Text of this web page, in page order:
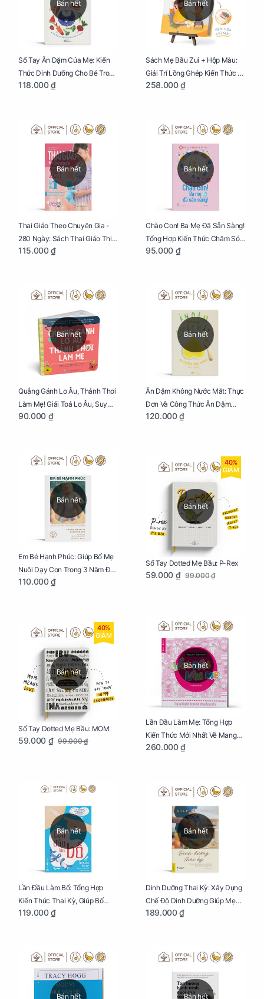
Bán hết
Sổ Tay Ăn Dặm Của Mẹ: Kiến
Thức Dinh Dưỡng Cho Bé Trong
Tuổi Ăn Dặm
118.000 ₫
Bán hết
Sách Mẹ Bầu Zui + Hộp Màu:
Giải Trí Lồng Ghép Kiến Thức Và
Lời Khuyên Mang Thai Bổ Ích
258.000 ₫
Bán hết
Thai Giáo Theo Chuyên Gia -
280 Ngày: Sách Thai Giáo Thiết
Thực Nhất Cho Mẹ Bầu
115.000 ₫
Bán hết
Chào Con! Ba Mẹ Đã Sẵn Sàng!
Tổng Hợp Kiến Thức Chăm Sóc
Trẻ Sơ Sinh
95.000 ₫
Bán hết
Quẳng Gánh Lo Âu, Thảnh Thơi
Làm Mẹ! Giải Toả Lo Âu, Suy
Nghĩ Tiêu Cực Cho Mẹ
90.000 ₫
Bán hết
Ăn Dặm Không Nước Mắt: Thực
Đơn Và Công Thức Ăn Dặm
Kiểu Nhật
120.000 ₫
Bán hết
Em Bé Hạnh Phúc: Giúp Bố Mẹ
Nuôi Dạy Con Trong 3 Năm Đầu
Đời
110.000 ₫
Bán hết
40%
GIẢM
Sổ Tay Dotted Mẹ Bầu: P-Rex
59.000 ₫ 99.000 ₫
Bán hết
40%
GIẢM
Sổ Tay Dotted Mẹ Bầu: MOM
59.000 ₫ 99.000 ₫
Bán hết
Lần Đầu Làm Mẹ: Tổng Hợp
Kiến Thức Mới Nhất Về Mang
Thai Và Sinh Nở Cho Mẹ Bầu
260.000 ₫
Bán hết
Lần Đầu Làm Bố: Tổng Hợp
Kiến Thức Thai Kỳ, Giúp Bố
Thấu Hiểu Hơn Về Mẹ Bầu Và
119.000 ₫
Bán hết
Dinh Dưỡng Thai Kỳ: Xây Dựng
Chế Độ Dinh Dưỡng Giúp Mẹ
Khỏe, Con Yêu Phát Triển Toàn
189.000 ₫
Bán hết Bán hết